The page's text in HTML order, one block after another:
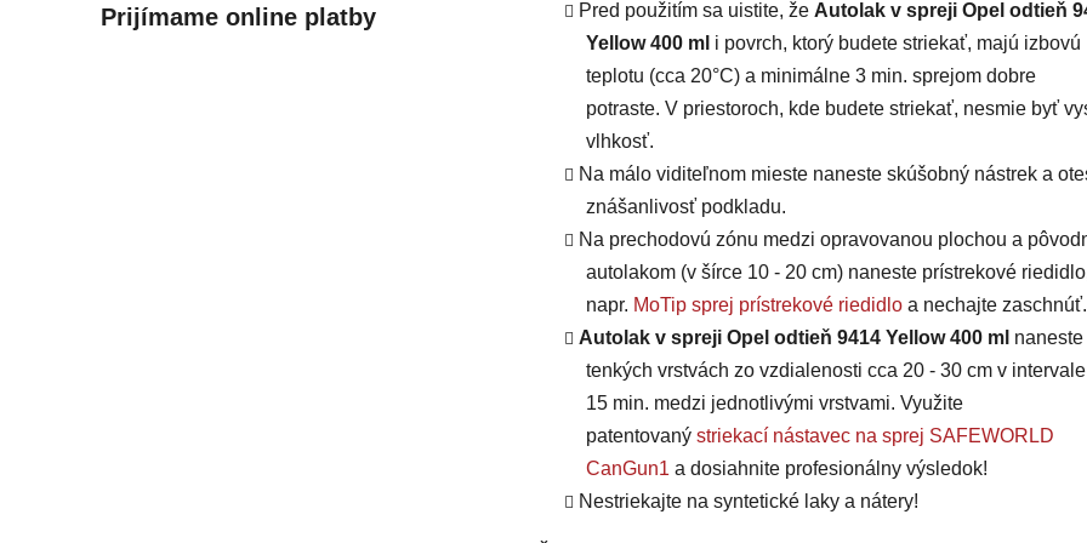
Prijímame online platby
Pred použitím sa uistite, že Autolak v spreji Opel odtieň
Yellow 400 ml i povrch, ktorý budete striekať, majú izbovú
teplotu (cca 20°C) a minimálne 3 min. sprejom dobre
potraste. V priestoroch, kde budete striekať, nesmie byť
vlhkosť.
Na málo viditeľnom mieste naneste skúšobný nástrek a
znášanlivosť podkladu.
Na prechodovú zónu medzi opravovanou plochou a
autolakom (v šírce 10 - 20 cm) naneste prístrekové
napr. MoTip sprej prístrekové riedidlo a nechajte zaschnúť.
Autolak v spreji Opel odtieň 9414 Yellow 400 ml naneste
tenkých vrstvách zo vzdialenosti cca 20 - 30 cm v
15 min. medzi jednotlivými vrstvami. Využite
patentovaný striekací nástavec na sprej SAFEWORLD
CanGun1 a dosiahnite profesionálny výsledok!
Nestriekajte na syntetické laky a nátery!